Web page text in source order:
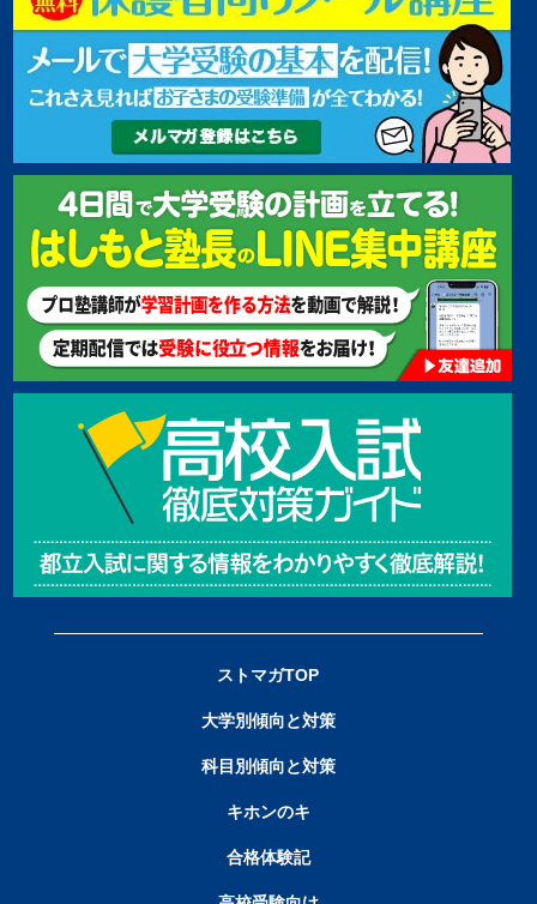
ストマガTOP
大学別傾向と対策
科目別傾向と対策
キホンのキ
合格体験記